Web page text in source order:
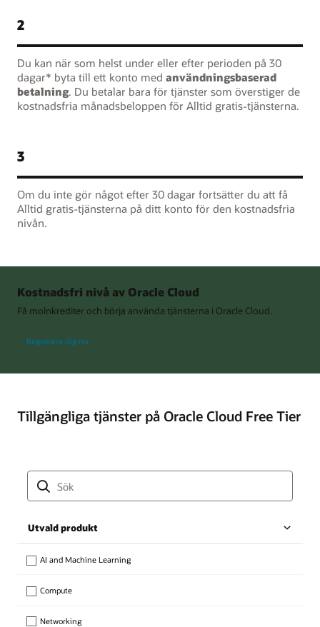
2
Du kan när som helst under eller efter perioden på 30
dagar* byta till ett konto med användningsbaserad
betalning. Du betalar bara för tjänster som överstiger de
kostnadsfria månadsbeloppen för Alltid gratis-tjänsterna.
3
Om du inte gör något efter 30 dagar fortsätter du att få
Alltid gratis-tjänsterna på ditt konto för den kostnadsfria
nivån.
Kostnadsfri nivå av Oracle Cloud
Få molnkrediter och börja använda tjänsterna i Oracle Cloud.
Registrera dig nu
Tillgängliga tjänster på Oracle Cloud Free Tier
Utvald produkt
AI and Machine Learning
Compute
Networking